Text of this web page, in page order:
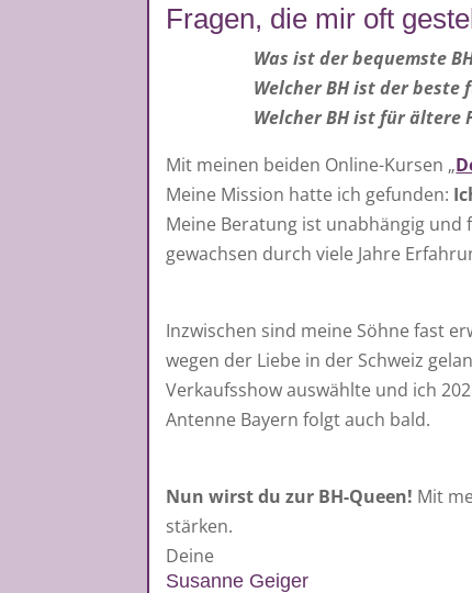
Fragen, die mir oft
Was ist der bequemste
Welcher BH ist der beste
Welcher BH ist für ältere
Mit meinen beiden Online-Kursen „
Meine Mission hatte ich gefunden:
Meine Beratung ist unabhängig
gewachsen durch viele Jahre
Inzwischen sind meine Söhne fast
wegen der Liebe in der Schweiz
Verkaufsshow auswählte und ich
Antenne Bayern folgt auch bald.
Nun wirst du zur BH-Queen! Mit
stärken.
Deine
Susanne Geiger